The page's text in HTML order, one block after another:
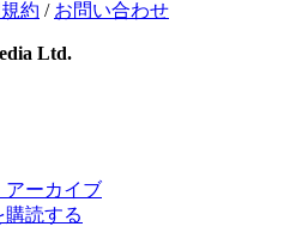
約 / お問い合わせ
Ltd.
アーカイブ
購読する